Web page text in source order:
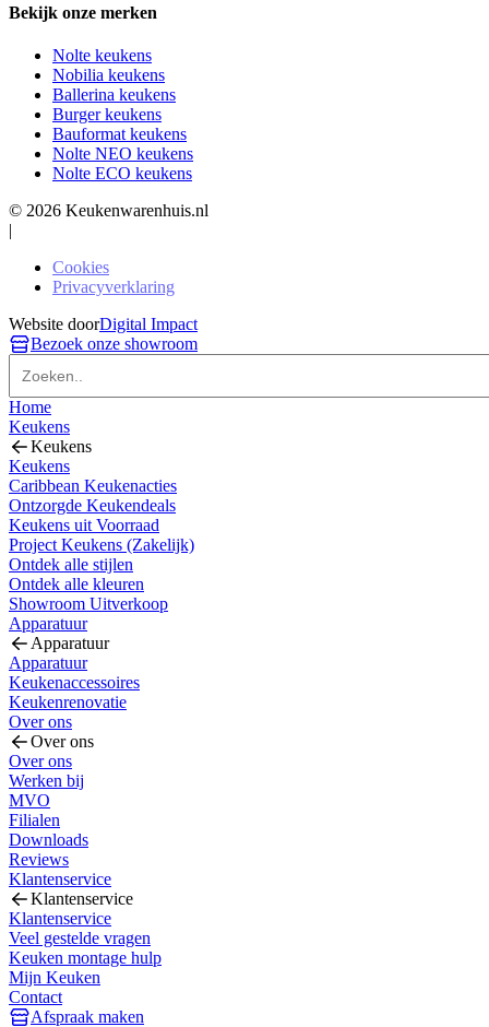
Bekijk onze merken
Nolte keukens
Nobilia keukens
Ballerina keukens
Burger keukens
Bauformat keukens
Nolte NEO keukens
Nolte ECO keukens
© 2026 Keukenwarenhuis.nl
|
Cookies
Privacyverklaring
Website doorDigital Impact
Bezoek onze showroom
Home
Keukens
Keukens
Keukens
Caribbean Keukenacties
Ontzorgde Keukendeals
Keukens uit Voorraad
Project Keukens (Zakelijk)
Ontdek alle stijlen
Ontdek alle kleuren
Showroom Uitverkoop
Apparatuur
Apparatuur
Apparatuur
Keukenaccessoires
Keukenrenovatie
Over ons
Over ons
Over ons
Werken bij
MVO
Filialen
Downloads
Reviews
Klantenservice
Klantenservice
Klantenservice
Veel gestelde vragen
Keuken montage hulp
Mijn Keuken
Contact
Afspraak maken